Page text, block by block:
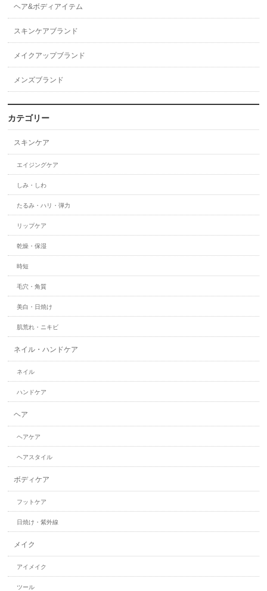
ヘア&ボディアイテム
スキンケアブランド
メイクアップブランド
メンズブランド
カテゴリー
スキンケア
エイジングケア
しみ・しわ
たるみ・ハリ・弾力
リップケア
乾燥・保湿
時短
毛穴・角質
美白・日焼け
肌荒れ・ニキビ
ネイル・ハンドケア
ネイル
ハンドケア
ヘア
ヘアケア
ヘアスタイル
ボディケア
フットケア
日焼け・紫外線
メイク
アイメイク
ツール